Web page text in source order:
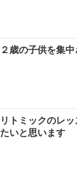
２歳の子供を集中
リトミックのレ
たいと思います